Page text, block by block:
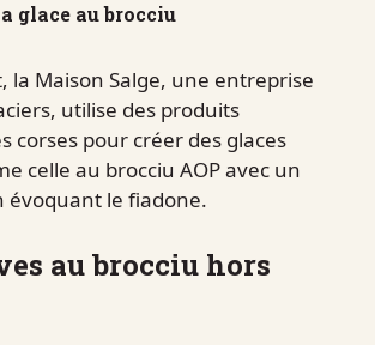
glace au brocciu
la Maison Salge, une entreprise
utilise des produits
corses pour créer des glaces
celle au brocciu AOP avec un
évoquant le fiadone.
au brocciu hors